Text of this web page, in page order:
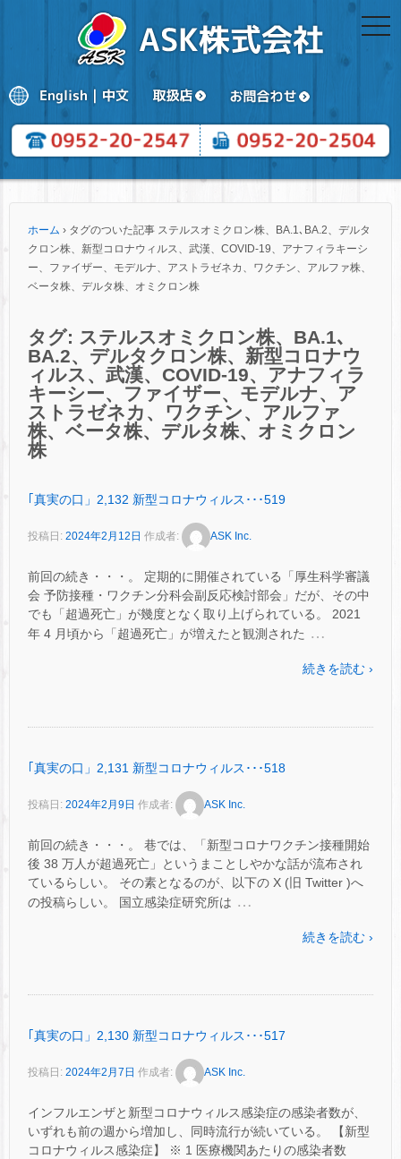
ホーム › タグのついた記事 ステルスオミクロン株、BA.1､BA.2、デルタ
クロン株、新型コロナウィルス、武漢、COVID-19、アナフィラキーシ
ー、ファイザー、モデルナ、アストラゼネカ、ワクチン、アルファ株、
ベータ株、デルタ株、オミクロン株
タグ: ステルスオミクロン株、BA.1､
BA.2、デルタクロン株、新型コロナウ
ィルス、武漢、COVID-19、アナフィラ
キーシー、ファイザー、モデルナ、ア
ストラゼネカ、ワクチン、アルファ
株、ベータ株、デルタ株、オミクロン
株
｢真実の口」2,132 新型コロナウィルス･･･519
投稿日: 2024年2月12日 作成者: ASK Inc.
前回の続き・・・。 定期的に開催されている「厚生科学審議
会 予防接種・ワクチン分科会副反応検討部会」だが、その中
でも「超過死亡」が幾度となく取り上げられている。 2021
年 4 月頃から「超過死亡」が増えたと観測された …
続きを読む ›
｢真実の口」2,131 新型コロナウィルス･･･518
投稿日: 2024年2月9日 作成者: ASK Inc.
前回の続き・・・。 巷では、「新型コロナワクチン接種開始
後 38 万人が超過死亡」というまことしやかな話が流布され
ているらしい。 その素となるのが、以下の X (旧 Twitter )へ
の投稿らしい。 国立感染症研究所は …
続きを読む ›
｢真実の口」2,130 新型コロナウィルス･･･517
投稿日: 2024年2月7日 作成者: ASK Inc.
インフルエンザと新型コロナウィルス感染症の感染者数が、
いずれも前の週から増加し、同時流行が続いている。 【新型
コロナウィルス感染症】 ※ 1 医療機関あたりの感染者数